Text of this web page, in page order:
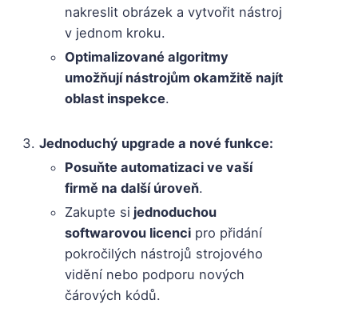
nakreslit obrázek a vytvořit nástroj
v jednom kroku.
Optimalizované algoritmy
umožňují nástrojům okamžitě najít
oblast inspekce.
Jednoduchý upgrade a nové funkce:
Posuňte automatizaci ve vaší
firmě na další úroveň.
Zakupte si jednoduchou
softwarovou licenci pro přidání
pokročilých nástrojů strojového
vidění nebo podporu nových
čárových kódů.